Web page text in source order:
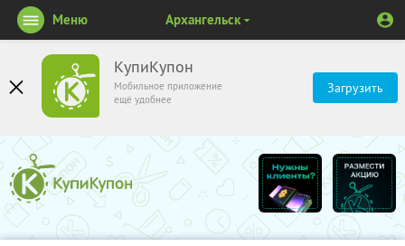
КупиКупон
Мобильное приложение
ещё удобнее
Загрузить
Меню Архангельск